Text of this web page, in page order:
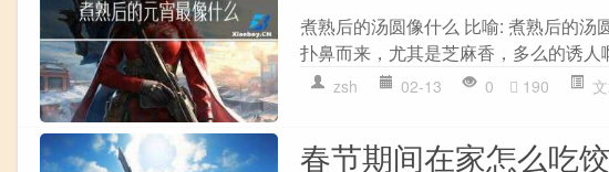
煮熟后的汤圆像什么 比喻: 煮熟后的汤
扑鼻而来，尤其是芝麻香，多么的诱人
zsh 02-13 0 190
春节期间在家怎么吃